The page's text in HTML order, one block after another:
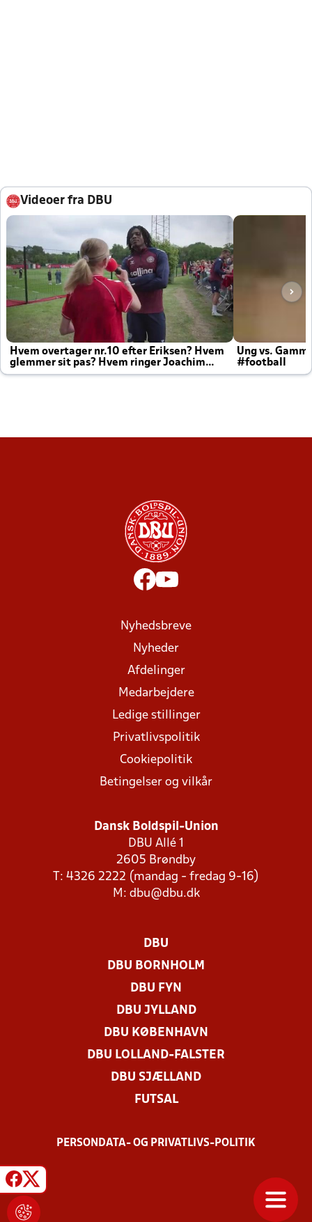
Videoer fra DBU
Hvem overtager nr.10 efter Eriksen? Hvem
glemmer sit pas? Hvem ringer Joachim
altid til efter kampe?
Ung vs.
#football
Nyhedsbreve
Nyheder
Afdelinger
Medarbejdere
Ledige stillinger
Privatlivspolitik
Cookiepolitik
Betingelser og vilkår
Dansk Boldspil-Union
DBU Allé 1
2605 Brøndby
T: 4326 2222 (mandag - fredag 9-16)
M: dbu@dbu.dk
DBU
DBU BORNHOLM
DBU FYN
DBU JYLLAND
DBU KØBENHAVN
DBU LOLLAND-FALSTER
DBU SJÆLLAND
FUTSAL
PERSONDATA- OG PRIVATLIVS-POLITIK